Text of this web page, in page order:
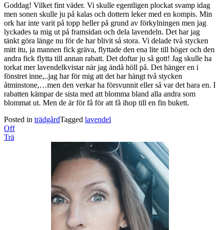
Goddag! Vilket fint väder. Vi skulle egentligen plockat svamp idag
men sonen skulle ju på kalas och dottern leker med en kompis. Min
ork har inte varit på topp heller på grund av förkylningen men jag
lyckades ta mig ut på framsidan och dela lavendeln. Det har jag
tänkt göra länge nu för de har blivit så stora. Vi delade två stycken
mitt itu, ja mannen fick gräva, flyttade den ena lite till höger och den
andra fick flytta till annan rabatt. Det doftar ju så gott! Jag skulle ha
torkat mer lavendelkvistar när jag ändå höll på. Det hänger en i
fönstret inne,..jag har för mig att det har hängt två stycken
åtminstone,…men den verkar ha försvunnit eller så var det bara en. I
rabatten kämpar de sista med att blomma bland alla andra som
blommat ut. Men de är för få för att få ihop till en fin bukett.
Posted in trädgårdTagged lavendel
Post
navigation
Off
Trä